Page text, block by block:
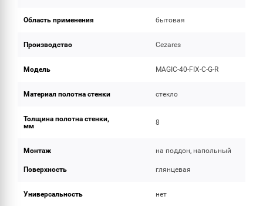
Область применения бытовая
Производство Cezares
Модель MAGIC-40-FIX-C-G-R
Материал полотна стенки стекло
Толщина полотна стенки,
мм
8
Монтаж на поддон, напольный
Поверхность глянцевая
Универсальность нет